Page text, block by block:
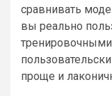
сравнивать
вы реально
проще и